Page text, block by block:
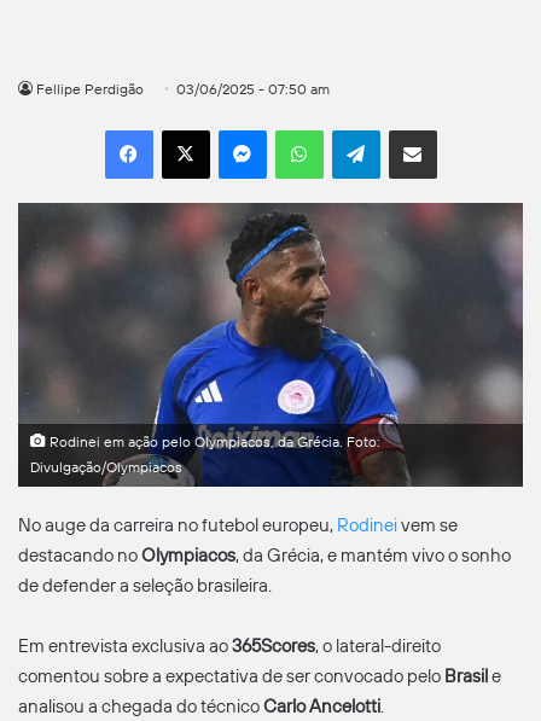
Fellipe Perdigão 03/06/2025 - 07:50 am
Facebook
X MessengerWhatsAppTelegramCompartilhar por e-mail
Rodinei em ação pelo Olympiacos, da Grécia. Foto:
Divulgação/Olympiacos
No auge da carreira no futebol europeu, Rodineivem se
destacando noOlympiacos, da Grécia, e mantém vivo o sonho
de defender a seleção brasileira.
Em entrevista exclusiva ao365Scores, o lateral-direito
comentou sobre a expectativa de ser convocado pelo Brasile
analisou a chegada do técnicoCarlo Ancelotti.